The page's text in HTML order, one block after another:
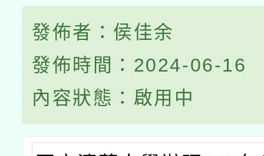
發佈者：侯佳余
發佈時間：2024-06-16
內容狀態：啟用中